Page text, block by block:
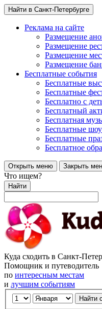
Найти в Санкт-Петербурге
Реклама на сайте
Размещение
Размещение
Размещение
Размещение
Бесплатные события
Бесплатные
Бесплатные
Бесплатно с
Бесплатный
Бесплатная
Бесплатные
Бесплатные
Бесплатное
Открыть меню Закрыть
Что ищем?
Найти
Куда сходить в Санкт-
Помощник и путеводитель
по интересным местам
и лучшим событиям